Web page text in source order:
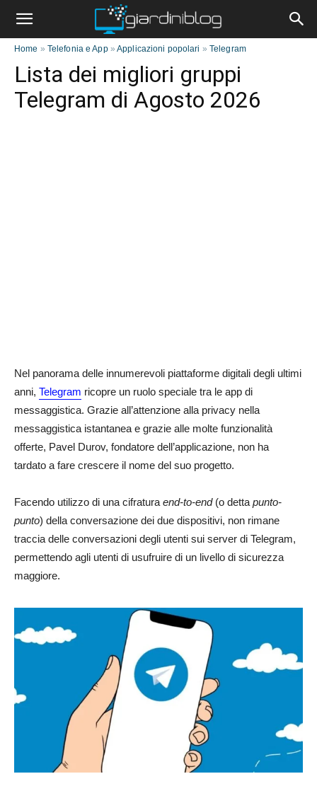
Home » Telefonia e App»Applicazioni popolari » Telegram
Lista dei migliori gruppi
Telegram di Agosto 2026
Nel panorama delle innumerevoli piattaforme digitali degli ultimi
anni, Telegram ricopre un ruolo speciale tra le app di
messaggistica. Grazie all’attenzione alla privacy nella
messaggistica istantanea e grazie alle molte funzionalità
offerte, Pavel Durov, fondatore dell’applicazione, non ha
tardato a fare crescere il nome del suo progetto.
Facendo utilizzo di una cifratura end-to-end(o detta punto-
punto) della conversazione dei due dispositivi, non rimane
traccia delle conversazioni degli utenti sui server di Telegram,
permettendo agli utenti di usufruire di un livello di sicurezza
maggiore.